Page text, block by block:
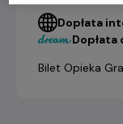
Dopłata
Dopłata
Bilet Opieka